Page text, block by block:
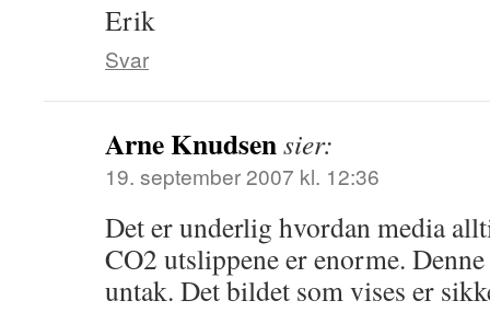
Erik
Svar
Arne Knudsensier:
19. september 2007 kl. 12:36
Det er underlig hvordan media
CO2 utslippene er enorme.
untak. Det bildet som vises er